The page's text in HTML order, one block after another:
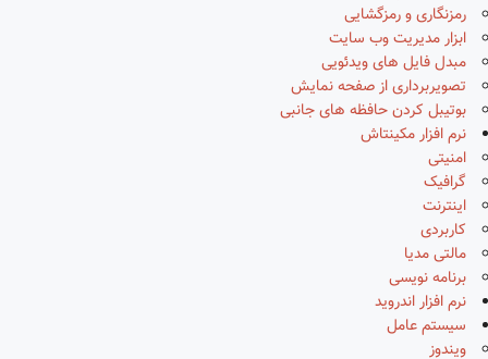
رمزنگاری و رمزگشایی
ابزار مدیریت وب سایت
مبدل فایل های ویدئویی
تصویربرداری از صفحه نمایش
بوتیبل کردن حافظه های جانبی
نرم افزار مکینتاش
امنیتی
گرافیک
اینترنت
کاربردی
مالتی مدیا
برنامه نویسی
نرم افزار اندروید
سیستم عامل
ویندوز